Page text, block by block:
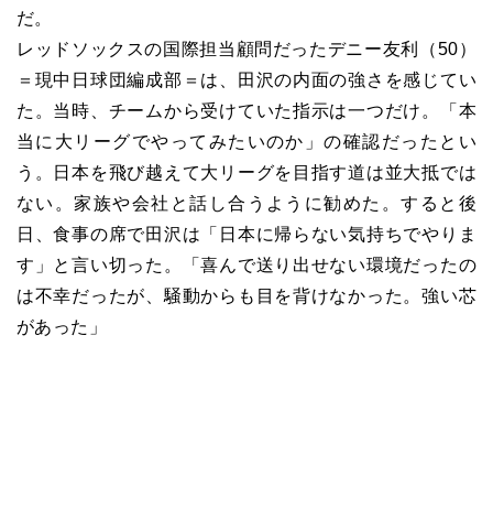
だ。
レッドソックスの国際担当顧問だったデニー友利（50）
＝現中日球団編成部＝は、田沢の内面の強さを感じてい
た。当時、チームから受けていた指示は一つだけ。「本
当に大リーグでやってみたいのか」の確認だったとい
う。日本を飛び越えて大リーグを目指す道は並大抵では
ない。家族や会社と話し合うように勧めた。すると後
日、食事の席で田沢は「日本に帰らない気持ちでやりま
す」と言い切った。「喜んで送り出せない環境だったの
は不幸だったが、騒動からも目を背けなかった。強い芯
があった」